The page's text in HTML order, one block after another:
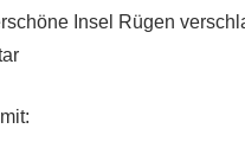
Insel Rügen